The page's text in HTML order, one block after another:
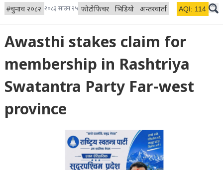
#चुनाव २०८२ २०८३ साउन २५ फोटोफिचर भिडियो अन्तरवार्ता विचार/ब्लग
AQI: 114
Awasthi stakes claim for
membership in Rashtriya
Swatantra Party Far-west
province